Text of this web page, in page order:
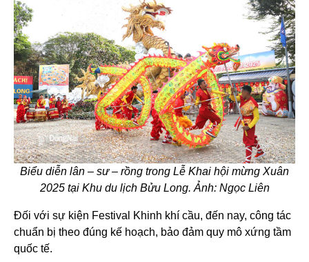
Biểu diễn lân – sư – rồng trong Lễ Khai hội mừng Xuân
2025 tại Khu du lịch Bửu Long. Ảnh: Ngọc Liên
Đối với sự kiện Festival Khinh khí cầu, đến nay, công tác
chuẩn bị theo đúng kế hoạch, bảo đảm quy mô xứng tầm
quốc tế.